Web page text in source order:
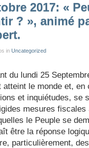
2017: «
? », animé
in Uncategorized
du lundi 25
atteint le monde et,
et inquiétudes, se
mesures
le Peuple se
être la réponse
particulièrement,